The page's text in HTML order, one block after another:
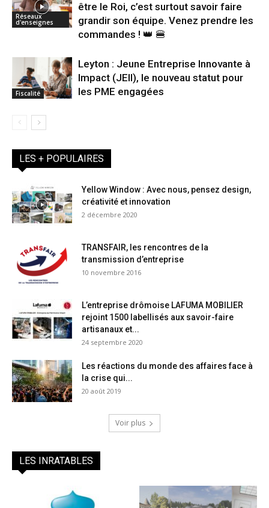
Réseaux
d'enseignes
être le Roi, c’est surtout savoir faire
grandir son équipe. Venez prendre les
commandes ! 👑 🍔
Fiscalité
Leyton : Jeune Entreprise Innovante à
Impact (JEII), le nouveau statut pour
les PME engagées
LES + POPULAIRES
Yellow Window : Avec nous, pensez design,
créativité et innovation
2 décembre 2020
TRANSFAIR, les rencontres de la
transmission d’entreprise
10 novembre 2016
L’entreprise drômoise LAFUMA MOBILIER
rejoint 1500 labellisés aux savoir-faire
artisanaux et...
24 septembre 2020
Les réactions du monde des affaires face à
la crise qui...
20 août 2019
Voir plus
LES INRATABLES